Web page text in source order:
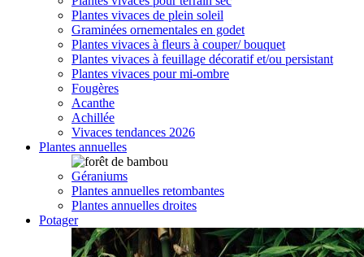
Plantes vivaces de plein soleil
Graminées ornementales en godet
Plantes vivaces à fleurs à couper/ bouquet
Plantes vivaces à feuillage décoratif et/ou persistant
Plantes vivaces pour mi-ombre
Fougères
Acanthe
Achillée
Vivaces tendances 2026
Plantes annuelles
Géraniums
Plantes annuelles retombantes
Plantes annuelles droites
Potager